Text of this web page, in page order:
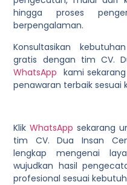
hingga proses
berpengalaman.
Konsultasikan
gratis dengan tim CV.
WhatsApp kami
penawaran terbaik sesuai
KlikWhatsApp sekarang
tim CV. Dua Insan
lengkap mengenai
wujudkan hasil
profesional sesuai